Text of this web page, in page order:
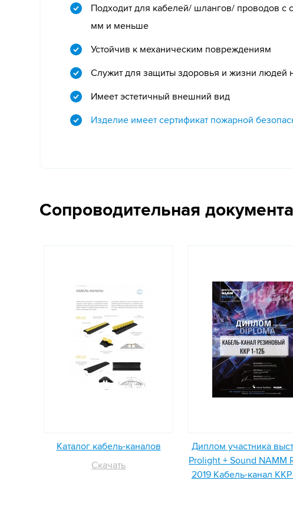
Подходит для кабелей/ шлангов/ проводов с
мм и меньше
Устойчив к механическим повреждениям
Служит для защиты здоровья и жизни людей
Имеет эстетичный внешний вид
Изделие имеет сертификат пожарной
Сопроводительная
Каталог кабель-каналов
Скачать
Диплом участника
Prolight + Sound NAMM
2019 Кабель-канал ККР